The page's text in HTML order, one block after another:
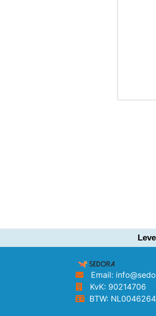
Email:
KvK: 90214706
BTW: